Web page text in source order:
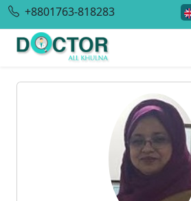
+8801763-818283